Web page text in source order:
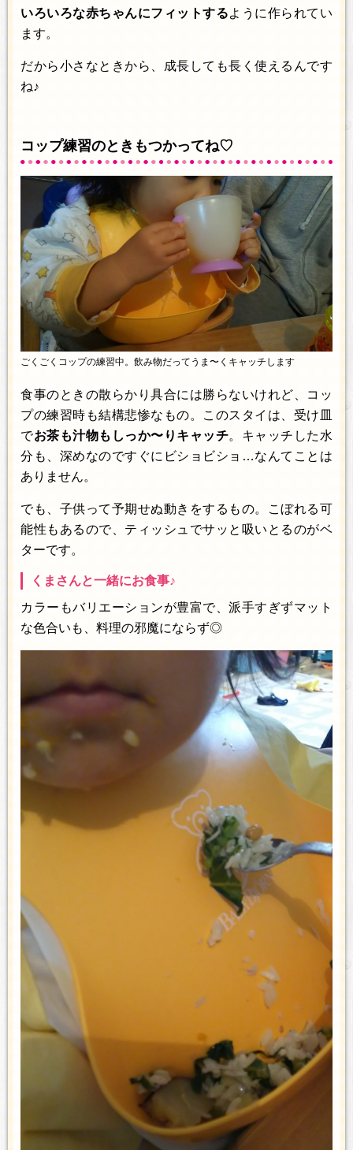
いろいろな赤ちゃんにフィットするように作られてい
ます。
だから小さなときから、成長しても長く使えるんです
ね♪
コップ練習のときもつかってね♡
ごくごくコップの練習中。飲み物だってうま〜くキャッチします
食事のときの散らかり具合には勝らないけれど、コッ
プの練習時も結構悲惨なもの。このスタイは、受け皿
でお茶も汁物もしっか〜りキャッチ。キャッチした水
分も、深めなのですぐにビショビショ…なんてことは
ありません。
でも、子供って予期せぬ動きをするもの。こぼれる可
能性もあるので、ティッシュでサッと吸いとるのがベ
ターです。
くまさんと一緒にお食事♪
カラーもバリエーションが豊富で、派手すぎずマット
な色合いも、料理の邪魔にならず◎